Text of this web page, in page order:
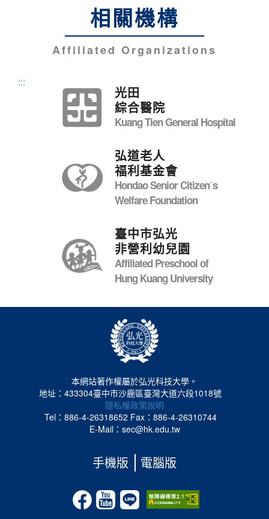
相關機構
Affiliated Organizations
:::
光田
綜合醫院
Kuang Tien General Hospital
弘道老人
福利基金會
Hondao Senior Citizenˊs
Welfare Foundation
臺中市弘光
非營利幼兒園
Affiliated Preschool of
Hung Kuang University
本網站著作權屬於弘光科技大學。
地址：433304臺中市沙鹿區臺灣大道六段1018號
隱私權政策說明
Tel：886-4-26318652 Fax：886-4-26310744
E-Mail：sec@hk.edu.tw
手機版 電腦版